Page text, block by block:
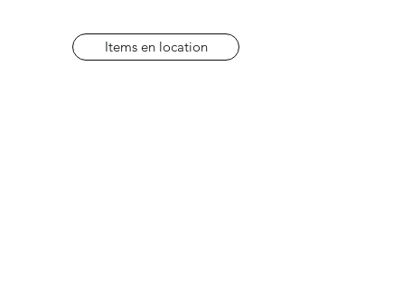
Items en location